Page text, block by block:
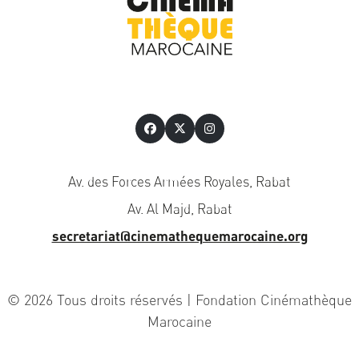
Av. des Forces Armées Royales, Rabat
Av. Al Majd, Rabat
secretariat@cinemathequemarocaine.org
© 2026 Tous droits réservés | Fondation Cinémathèque
Marocaine